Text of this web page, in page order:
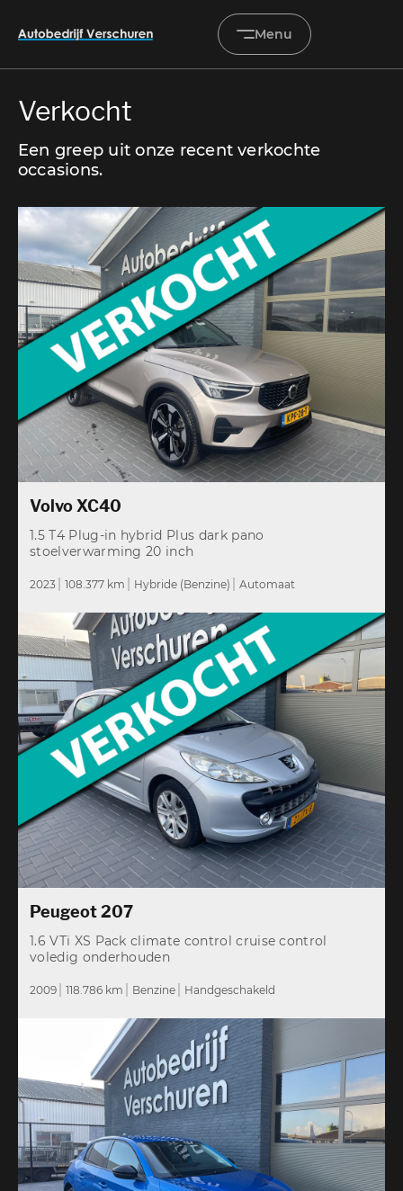
Menu
Home
Occasions
Diensten
Onderhoud & service
Verkocht
Over ons
Contact
Verkocht
Een greep uit onze recent verkochte
occasions.
Volvo XC40
1.5 T4 Plug-in hybrid Plus dark pano
stoelverwarming 20 inch
2023 108.377 km Hybride (Benzine) Automaat
Peugeot 207
1.6 VTi XS Pack climate control cruise control
voledig onderhouden
2009 118.786 km Benzine Handgeschakeld